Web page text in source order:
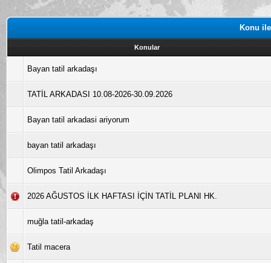
Konu
Konular
Bayan tatil arkadaşı
TATİL ARKADASI 10.08-2026-30.09.2026
Bayan tatil arkadasi ariyorum
bayan tatil arkadaşı
Olimpos Tatil Arkadaşı
2026 AĞUSTOS İLK HAFTASI İÇİN TATİL PLANI HK.
muğla tatil-arkadaş
Tatil macera